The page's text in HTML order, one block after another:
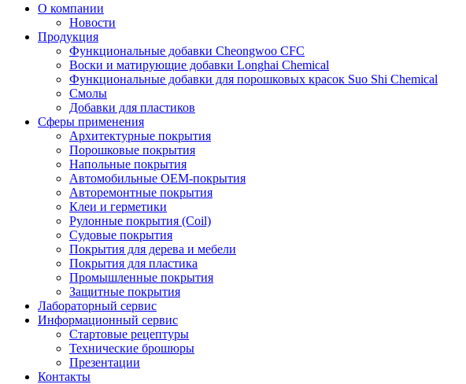
О компании
Новости
Продукция
Функциональные добавки Cheongwoo СFC
Воски и матирующие добавки Longhai Chemical
Функциональные добавки для порошковых красок Suo Shi Chemical
Смолы
Добавки для пластиков
Сферы применения
Архитектурные покрытия
Порошковые покрытия
Напольные покрытия
Автомобильные ОЕМ-покрытия
Авторемонтные покрытия
Клеи и герметики
Рулонные покрытия (Coil)
Судовые покрытия
Покрытия для дерева и мебели
Покрытия для пластика
Промышленные покрытия
Защитные покрытия
Лабораторный сервис
Информационный сервис
Стартовые рецептуры
Технические брошюры
Презентации
Контакты